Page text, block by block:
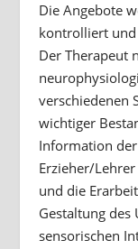
Die Angebote
kontrolliert und
Der Therapeut
verschiedenen
wichtiger
Information
Erzieher/
und die
Gestaltung
sensorischen